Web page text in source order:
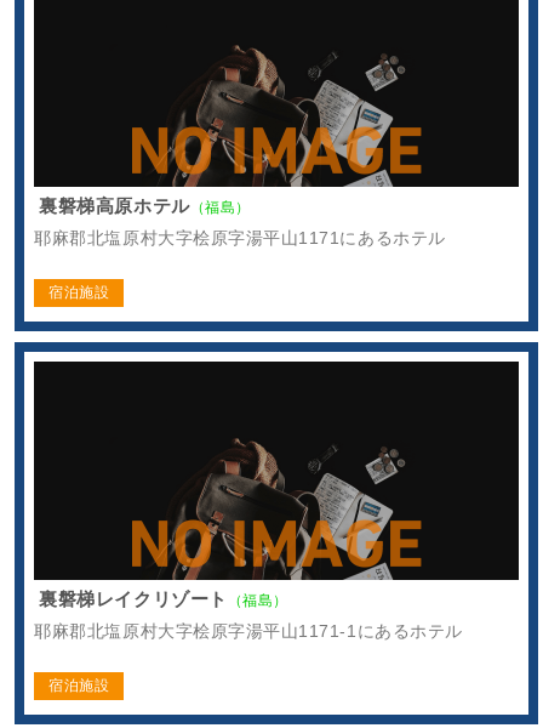
裏磐梯高原ホテル（福島）
耶麻郡北塩原村大字桧原字湯平山1171にあるホテル
宿泊施設
裏磐梯レイクリゾート （福島）
耶麻郡北塩原村大字桧原字湯平山1171-1にあるホテル
宿泊施設